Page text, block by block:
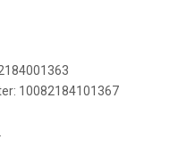
10082184101367